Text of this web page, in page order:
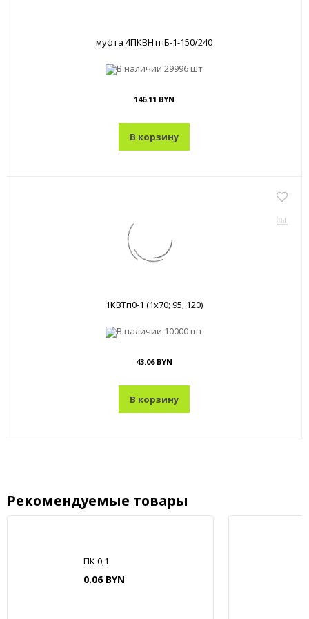
муфта 4ПКВНтпБ-1-150/240
В наличии 29996 шт
146.11 BYN
В корзину
1КВТп0-1 (1x70; 95; 120)
В наличии 10000 шт
43.06 BYN
В корзину
Рекомендуемые товары
ПК 0,1
0.06 BYN